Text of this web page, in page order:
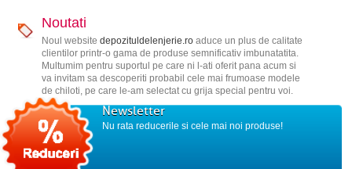
Noutati
Noul website depozituldelenjerie.roaduce un plus de calitate
clientilor printr-o gama de produse semnificativ imbunatatita.
Multumim pentru suportul pe care ni l-ati oferit pana acum si
va invitam sa descoperiti probabil cele mai frumoase modele
de chiloti, pe care le-am selectat cu grija special pentru voi.
Newsletter
Nu rata reducerile si cele mai noi produse!